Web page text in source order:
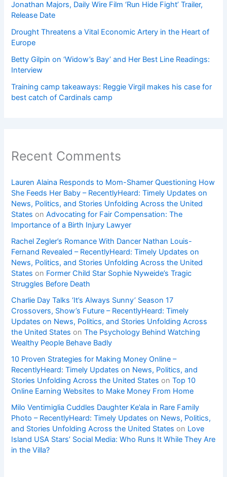
Jonathan Majors, Daily Wire Film ‘Run Hide Fight’ Trailer,
Release Date
Drought Threatens a Vital Economic Artery in the Heart of
Europe
Betty Gilpin on ‘Widow’s Bay’ and Her Best Line Readings:
Interview
Training camp takeaways: Reggie Virgil makes his case for
best catch of Cardinals camp
Recent Comments
Lauren Alaina Responds to Mom-Shamer Questioning How
She Feeds Her Baby – RecentlyHeard: Timely Updates on
News, Politics, and Stories Unfolding Across the United
States onAdvocating for Fair Compensation: The
Importance of a Birth Injury Lawyer
Rachel Zegler’s Romance With Dancer Nathan Louis-
Fernand Revealed – RecentlyHeard: Timely Updates on
News, Politics, and Stories Unfolding Across the United
States on Former Child Star Sophie Nyweide’s Tragic
Struggles Before Death
Charlie Day Talks ‘It’s Always Sunny’ Season 17
Crossovers, Show’s Future – RecentlyHeard: Timely
Updates on News, Politics, and Stories Unfolding Across
the United States onThe Psychology Behind Watching
Wealthy People Behave Badly
10 Proven Strategies for Making Money Online –
RecentlyHeard: Timely Updates on News, Politics, and
Stories Unfolding Across the United States onTop 10
Online Earning Websites to Make Money From Home
Milo Ventimiglia Cuddles Daughter Ke’ala in Rare Family
Photo – RecentlyHeard: Timely Updates on News, Politics,
and Stories Unfolding Across the United States on Love
Island USA Stars’ Social Media: Who Runs It While They Are
in the Villa?